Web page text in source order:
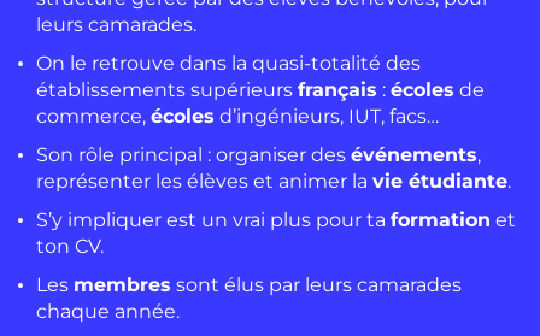
leurs camarades.
On le retrouve dans la quasi-totalité des
établissements supérieurs français : écoles de
commerce, écoles d’ingénieurs, IUT, facs…
Son rôle principal : organiser des événements,
représenter les élèves et animer la vie étudiante.
S’y impliquer est un vrai plus pour ta formation et
ton CV.
Les membres sont élus par leurs camarades
chaque année.